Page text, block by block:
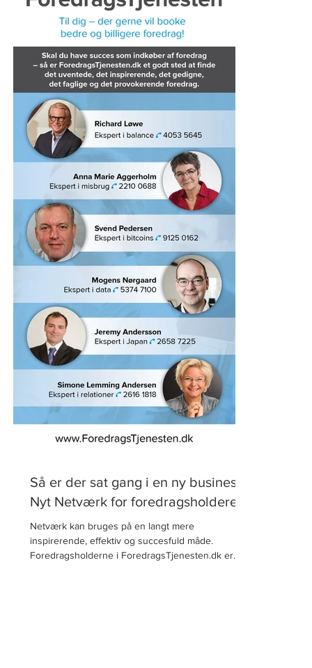
Så er der sat gang i en ny business:
Nyt Netværk for foredragsholdere
Netværk kan bruges på en langt mere
inspirerende, effektiv og succesfuld måde.
Foredragsholderne i ForedragsTjenesten.dk er